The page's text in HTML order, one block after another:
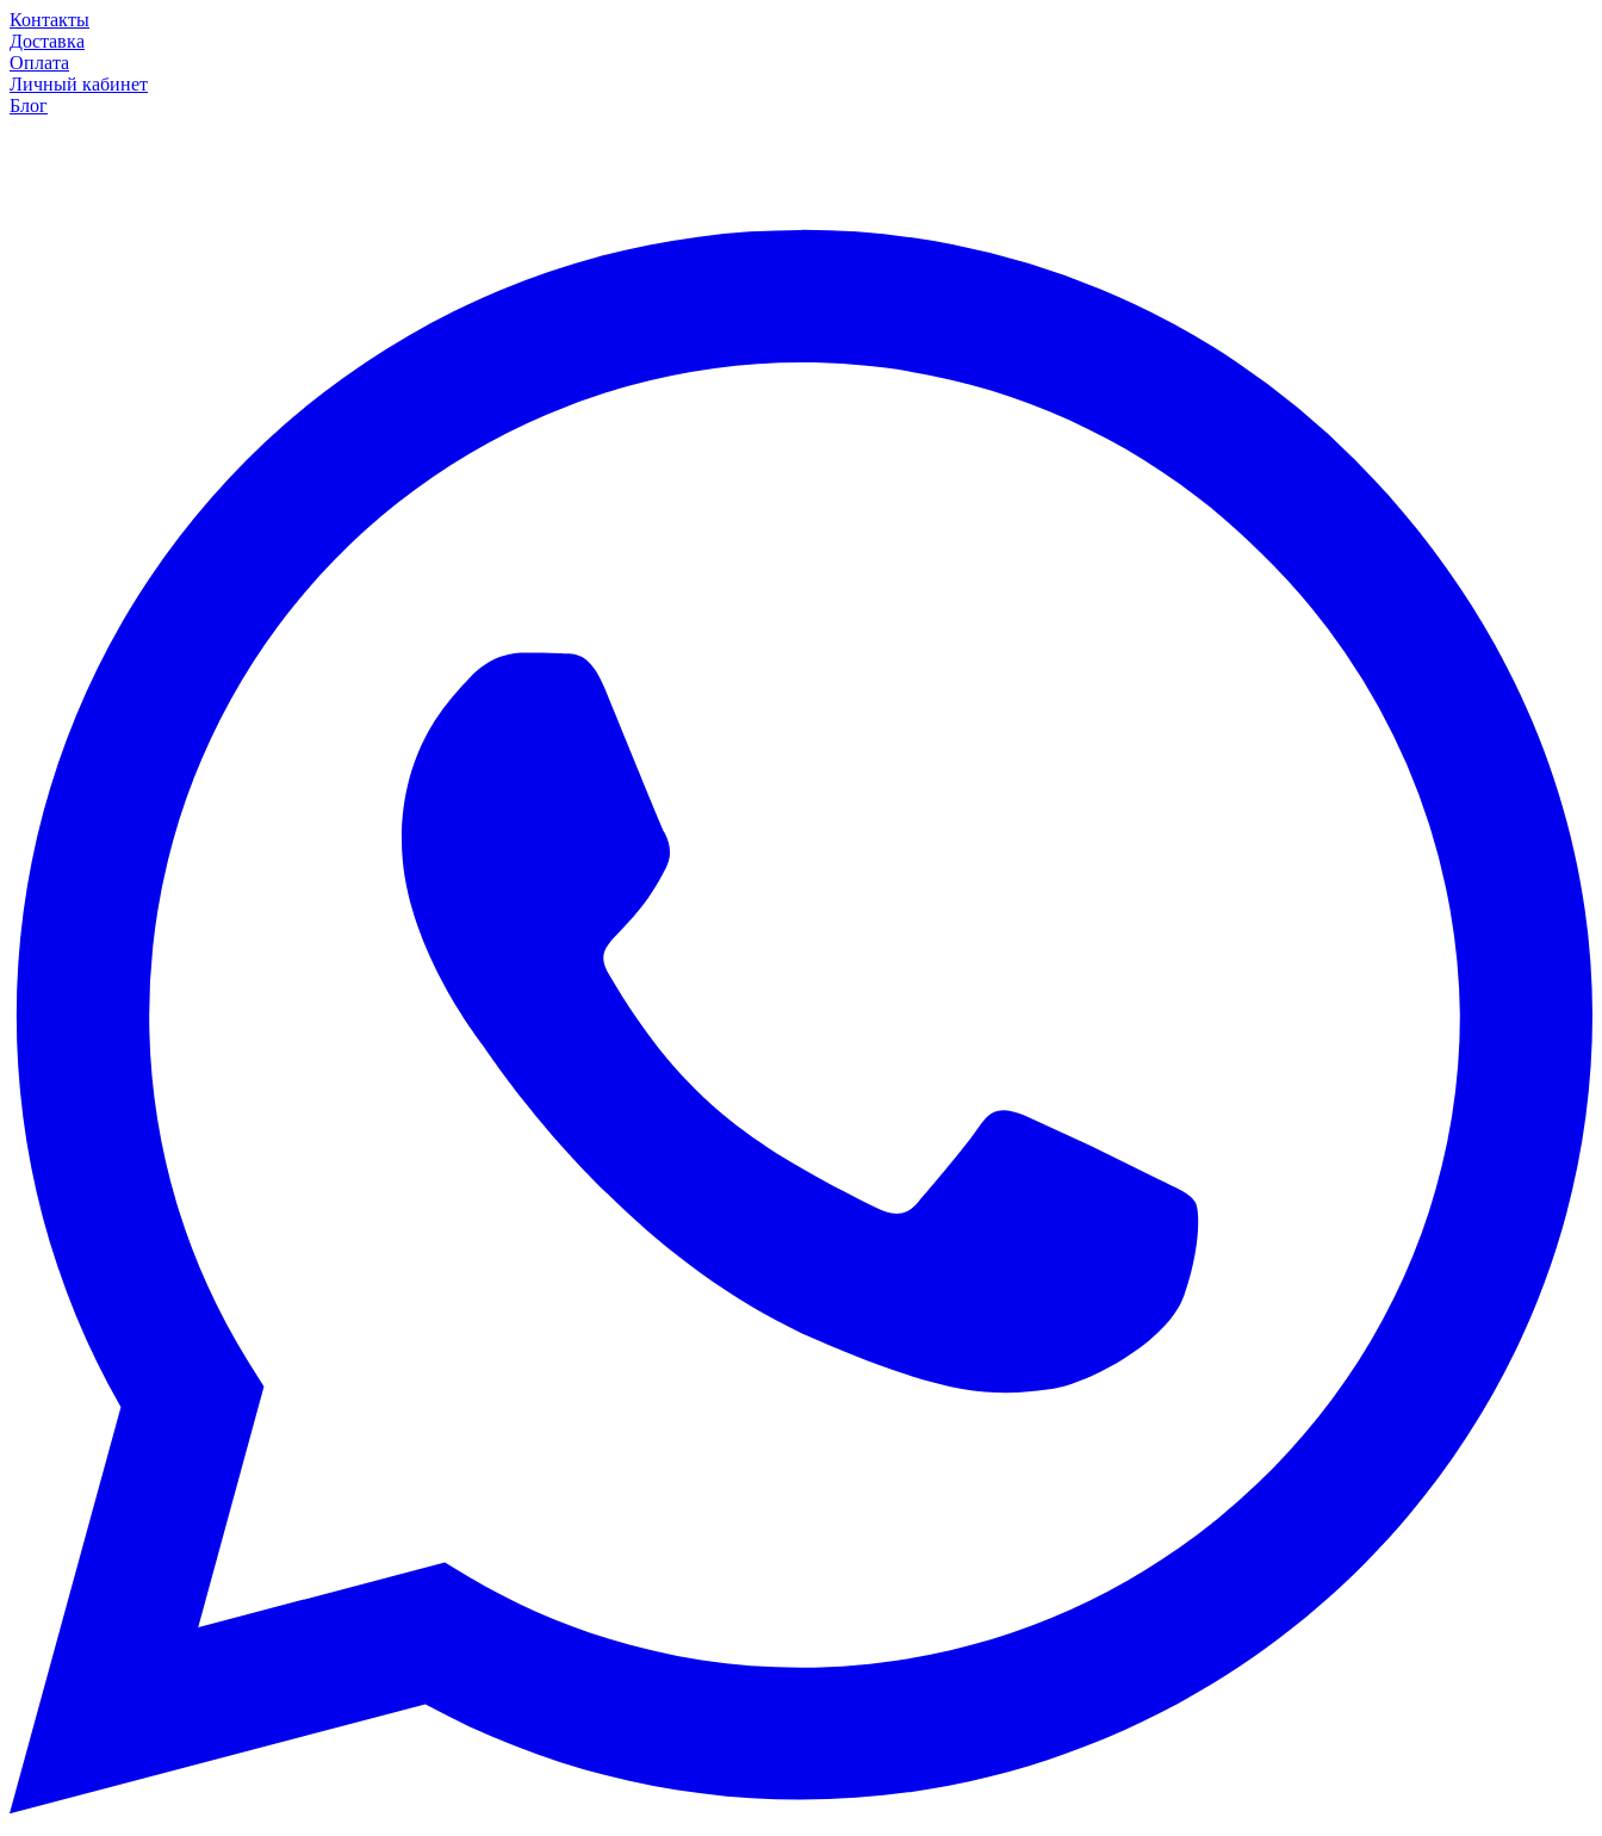
Контакты
Доставка
Оплата
Личный кабинет
Блог